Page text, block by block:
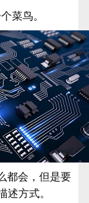
菜鸟。
都会，但是要
述方式。